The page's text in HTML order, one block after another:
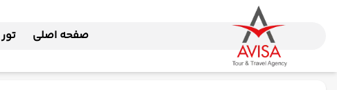
صفحه اصلی تور